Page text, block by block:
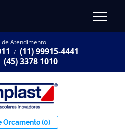
de Atendimento
/ (11) 99915-4441
(45) 3378 1010
Orçamento(0)